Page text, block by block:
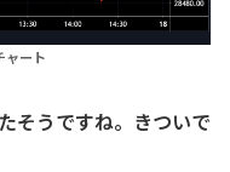
ャート
そうですね。きついで